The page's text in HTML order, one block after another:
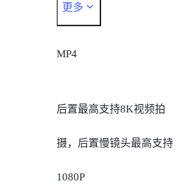
景、慢镜头、延时摄影、
业模式、智慧视觉、运动
鱼眼
更多
MP4
后置最高支持8K视频拍
摄，后置慢镜头最高支持
1080P